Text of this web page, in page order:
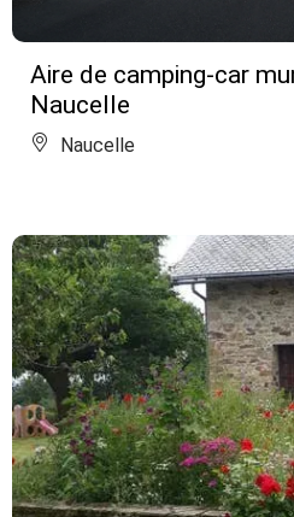
Aire de camping-car
Naucelle
Naucelle